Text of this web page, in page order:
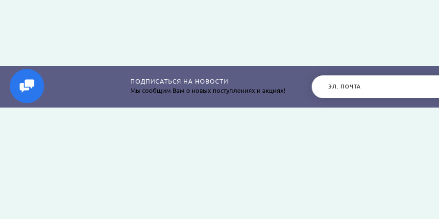
ПОДПИСАТЬСЯ НА НОВОСТИ
Мы сообщим Вам о новых поступлениях и акциях!